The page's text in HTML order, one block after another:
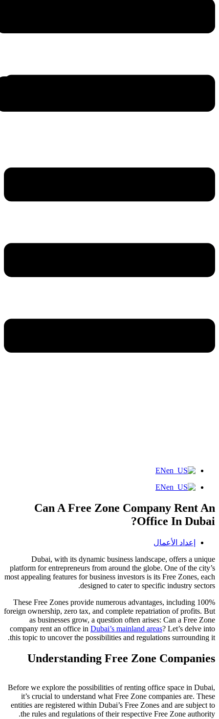
EN
EN
Can A Free Zone Company Rent An
Office In Dubai?
إعداد الأعمال
Dubai, with its dynamic business landscape, offers a unique
platform for entrepreneurs from around the globe. One of the city’s
most appealing features for business investors is its Free Zones, each
designed to cater to specific industry sectors.
These Free Zones provide numerous advantages, including 100%
foreign ownership, zero tax, and complete repatriation of profits. But
as businesses grow, a question often arises: Can a Free Zone
company rent an office in Dubai’s mainland areas? Let’s delve into
this topic to uncover the possibilities and regulations surrounding it.
Understanding Free Zone Companies
Before we explore the possibilities of renting office space in Dubai,
it’s crucial to understand what Free Zone companies are. These
entities are registered within Dubai’s Free Zones and are subject to
the rules and regulations of their respective Free Zone authority.